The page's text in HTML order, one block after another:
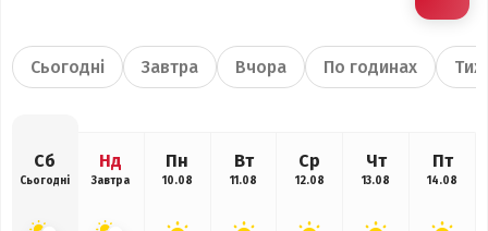
Сьогодні Завтра Вчора По годинах
Сб
Сьогодні
Нд
Завтра
Пн
10.08
Вт
11.08
Ср
12.08
Чт
13.08
Пт
14.08